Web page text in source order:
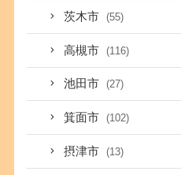
茨木市 (55)
高槻市 (116)
池田市 (27)
箕面市 (102)
摂津市 (13)